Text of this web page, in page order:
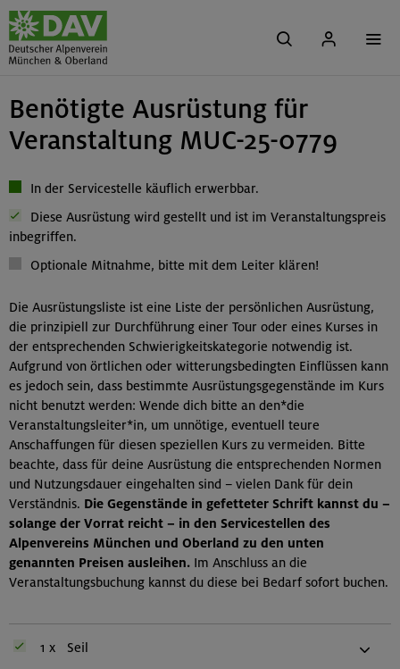
Benötigte Ausrüstung für
Veranstaltung MUC-25-0779
In der Servicestelle käuflich erwerbbar.
Diese Ausrüstung wird gestellt und ist im Veranstaltungspreis
inbegriffen.
Optionale Mitnahme, bitte mit dem Leiter klären!
Die Ausrüstungsliste ist eine Liste der persönlichen Ausrüstung,
die prinzipiell zur Durchführung einer Tour oder eines Kurses in
der entsprechenden Schwierigkeitskategorie notwendig ist.
Aufgrund von örtlichen oder witterungsbedingten Einflüssen kann
es jedoch sein, dass bestimmte Ausrüstungsgegenstände im Kurs
nicht benutzt werden: Wende dich bitte an den*die
Veranstaltungsleiter*in, um unnötige, eventuell teure
Anschaffungen für diesen speziellen Kurs zu vermeiden. Bitte
beachte, dass für deine Ausrüstung die entsprechenden Normen
und Nutzungsdauer eingehalten sind – vielen Dank für dein
Verständnis. Die Gegenstände in gefetteter Schrift kannst du –
solange der Vorrat reicht – in den Servicestellen des
Alpenvereins München und Oberland zu den unten
genannten Preisen ausleihen. Im Anschluss an die
Veranstaltungsbuchung kannst du diese bei Bedarf sofort buchen.
1 x Seil